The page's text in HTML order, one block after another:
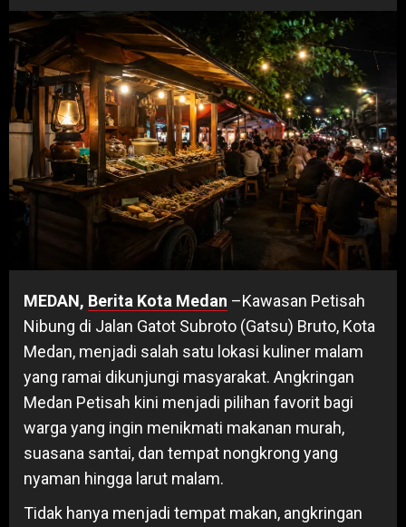
MEDAN, Berita Kota Medan –Kawasan Petisah
Nibung di Jalan Gatot Subroto (Gatsu) Bruto, Kota
Medan, menjadi salah satu lokasi kuliner malam
yang ramai dikunjungi masyarakat. Angkringan
Medan Petisah kini menjadi pilihan favorit bagi
warga yang ingin menikmati makanan murah,
suasana santai, dan tempat nongkrong yang
nyaman hingga larut malam.
Tidak hanya menjadi tempat makan, angkringan